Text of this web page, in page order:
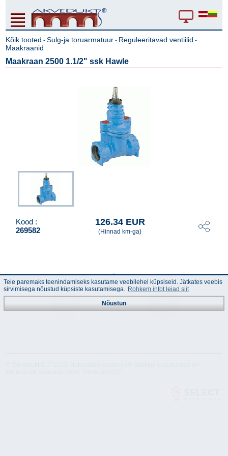
Kõik tooted -Sulg-ja toruarmatuur - Reguleeritavad ventiilid -
Maakraanid
Maakraan 2500 1.1/2" ssk Hawle
Kood :
269582
126.34 EUR
(Hinnad km-ga)
Teie paremaks teenindamiseks kasutame veebilehel küpsiseid. Jätkates veebis
sirvimisega nõustud küpsiste kasutamisega. Rohkem infot leiad siit
Nõustun